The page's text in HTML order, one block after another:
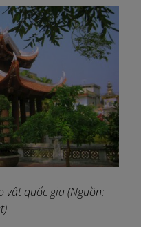
vật quốc gia (Nguồn: